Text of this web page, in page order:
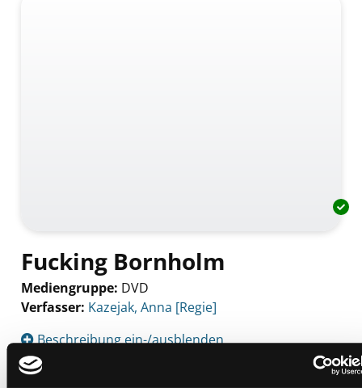
Fucking Bornholm
Mediengruppe: DVD
Verfasser: Suche nach diesem Verfasser
Kazejak, Anna [Regie]
Beschreibung ein-/ausblenden
Mehr Informationen ein-/ausblenden